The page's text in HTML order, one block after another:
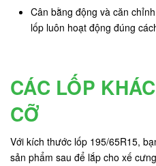
Cân bằng động và căn
lốp luôn hoạt động đúng
CÁC LỐP
CỠ
Với kích thước lốp 195/65R15,
sản phẩm sau để lắp cho xế